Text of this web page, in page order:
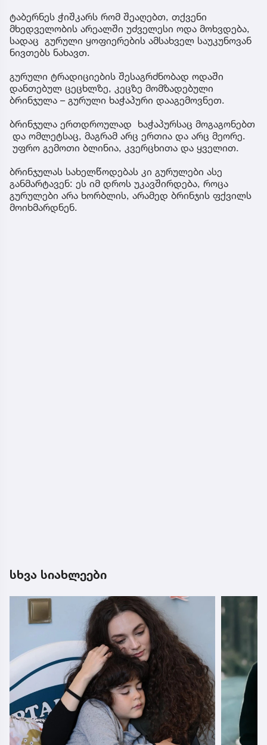
ტაბერნეს ჭიშკარს რომ შეაღებთ, თქვენი
მხედველობის არეალში უძველესი ოდა მოხვდება,
სადაც გურული ყოფიერების ამსახველ საუკუნოვან
ნივთებს ნახავთ.
გურული ტრადიციების შესაგრძნობად ოდაში
დანთებულ ცეცხლზე, კეცზე მომზადებული
ბრინჯულა – გურული ხაჭაპური დააგემოვნეთ.
ბრინჯულა ერთდროულად ხაჭაპურსაც მოგაგონებთ
და ომლეტსაც, მაგრამ არც ერთია და არც მეორე.
უფრო გემოთი ბლინია, კვერცხითა და ყველით.
ბრინჯულას სახელწოდებას კი გურულები ასე
განმარტავენ: ეს იმ დროს უკავშირდება, როცა
გურულები არა ხორბლის, არამედ ბრინჯის ფქვილს
მოიხმარდნენ.
სხვა სიახლეები